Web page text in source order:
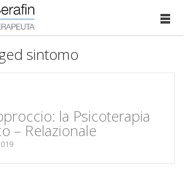
sintomo
la Psicoterapia
– Relazionale